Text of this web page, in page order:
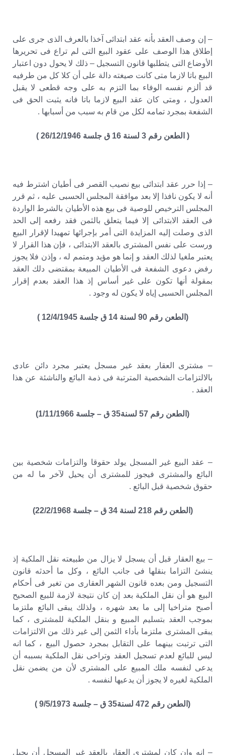
– إن وصف العقد بأنه عقد ابتدائى آخذا بالعرف الذى جرى على
إطلاق هذا الوصف على عقود البيع التى لم تراع فى تحريرها
الأوضاع التى يتطلبها قانون التسجيل – ذلك لا يحول دون اعتبار
البيع باتا لازما متى كانت صيغته دالة على أن كلا كل من طرفيه
قد ألزم نفسه الوفاء بما التزم به على وجه قطعى لا يقبل
العدول ، ومتى كان عقد البيع لازما باتا فانه يثبت الحق فى
الشفعة بمجرد تمامه لكل من قام به سبب من أسبابها .
( الطعن رقم 3 لسنة 16 ق جلسة 26/12/1946 )
– إذا حرر عقد ابتدائى بيع نصيب القصر فى أطيان اشترط فيه
أنه لا يكون نافذا إلا بعد موافقة المجلس الحسبى عليه ، ثم قرر
المجلس الترخيص للوصية فى بيع هذه الأطيان بالشرط الواردة
فى العقد الابتدائى إلا فيما يتعلق بالثمن فقد رفعه إلى الحد
الذى وصلت إليه المزايدة التى أمر بإجرائها تمهيدا لإقرار البيع
ورست على نفس المشترى بالعقد الابتدائى ، فإن هذا القرار لا
يعتبر ملغيا لذلك العقد و إنما هو مؤيد ومتمم له ، وإذن فلا يجوز
رفض دعوى الشفعة فى الأطيان المبيعة بمقتضى دلك العقد
بمقولة أنها تكون على غير أساس إذ هذا العقد بعدم إقرار
المجلس الحسبى إياه لا يكون له وجود .
(الطعن رقم 90 لسنة 14 ق جلسة 12/4/1945 )
– مشترى العقار بعقد غير مسجل يعتبر مجرد دائن عادى
بالالتزامات الشخصية المترتبة فى ذمة البائع والناشئة عن هذا
العقد .
(الطعن رقم 57 لسنة35 ق – جلسة 1/11/1966)
– عقد البيع غير المسجل يولد حقوقا والتزامات شخصية بين
البائع والمشترى فيجوز للمشترى أن يحيل لآخر ما له من
حقوق شخصية قبل البائع .
(الطعن رقم 218 لسنة 34 ق – جلسة 22/2/1968)
– بيع العقار قبل أن يسجل لا يزال من طبيعته نقل الملكية إذ
ينشئ التزاما بنقلها فى جانب البائع ، وكل ما أحدثه قانون
التسجيل ومن بعده قانون الشهر العقارى من تغير فى أحكام
البيع هو أن نقل الملكية بعد إن كان نتيجة لازمة للبيع الصحيح
أصبح متراخيا إلى ما بعد شهره ، ولذلك يبقى البائع ملتزما
بموجب العقد بتسليم المبيع و بنقل الملكية للمشترى ، كما
يبقى المشترى ملتزما بأداء الثمن إلى غير ذلك من الالتزامات
التى ترتبت بينهما على التقابل بمجرد حصول البيع ، كما انه
ليس للبائع لعدم تسجيل العقد وتراخى نقل الملكية بسببه أن
يدعى لنفسه ملك المبيع على المشترى لأن من يضمن نقل
الملكية لغيره لا يجوز أن يدعيها لنفسه .
(الطعن رقم 472 لسنة35 ق – جلسة 9/5/1973 )
– انه وان كان لمشترى العقار بالعقد غير المسجل أن يحيل